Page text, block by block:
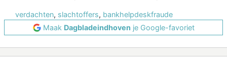
verdachten, slachtoffers, bankhelpdeskfraude
Maak Dagbladeindhoven je Google-favoriet